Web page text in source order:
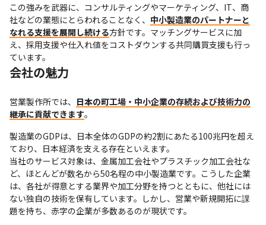
この強みを武器に、コンサルティングやマーケティング、IT、商
社などの業態にとらわれることなく、 中小製造業のパートナーと
なれる支援を展開し続ける方針です。マッチングサービスに加
え、採用支援や仕入れ値をコストダウンする共同購買支援も行っ
ています。
会社の魅力
営業製作所では、 日本の町工場・中小企業の存続および技術力の
継承に貢献できます。
製造業のGDPは、日本全体のGDPの約2割にあたる100兆円を超え
ており、日本経済を支える存在といえます。
当社のサービス対象は、金属加工会社やプラスチック加工会社な
ど、ほとんどが数名から50名程の中小製造業です。こうした企業
は、各社が得意とする業界や加工分野を持つとともに、他社には
ない独自の技術を保有しています。しかし、営業や新規開拓に課
題を持ち、赤字の企業が多数あるのが現状です。